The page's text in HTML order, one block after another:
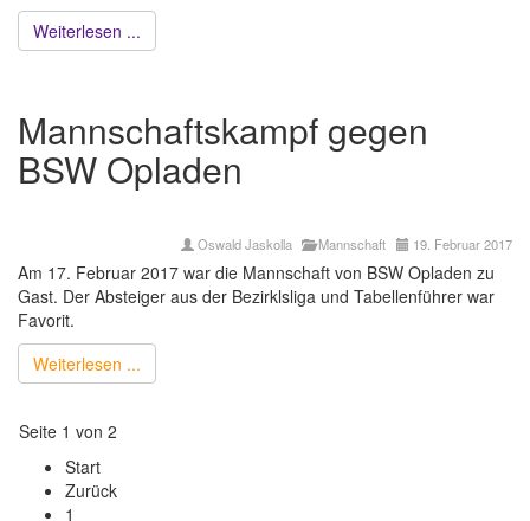
Weiterlesen ...
Mannschaftskampf gegen
BSW Opladen
Oswald Jaskolla Mannschaft 19. Februar 2017
Am 17. Februar 2017 war die Mannschaft von BSW Opladen zu
Gast. Der Absteiger aus der Bezirklsliga und Tabellenführer war
Favorit.
Weiterlesen ...
Seite 1 von 2
Start
Zurück
1